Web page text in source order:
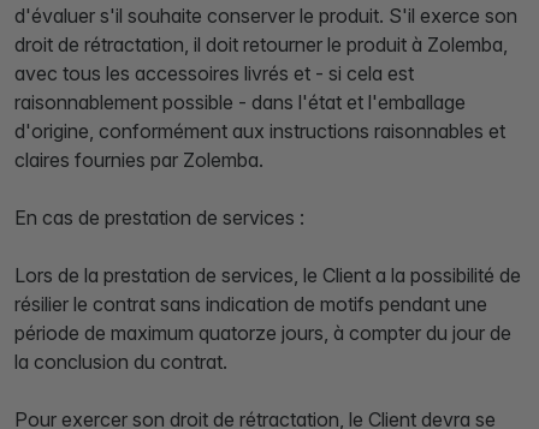
d'évaluer s'il souhaite conserver le produit. S'il exerce son
droit de rétractation, il doit retourner le produit à Zolemba,
avec tous les accessoires livrés et - si cela est
raisonnablement possible - dans l'état et l'emballage
d'origine, conformément aux instructions raisonnables et
claires fournies par Zolemba.
En cas de prestation de services :
Lors de la prestation de services, le Client a la possibilité de
résilier le contrat sans indication de motifs pendant une
période de maximum quatorze jours, à compter du jour de
la conclusion du contrat.
Pour exercer son droit de rétractation, le Client devra se